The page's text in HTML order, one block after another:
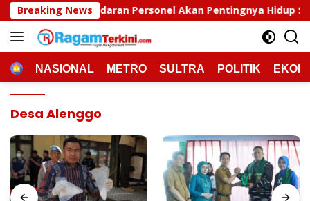
Langsung
ke
konten
Breaking News
Personel Akan Pentingnya Hidup Sehat Polda
HOMENASIONAL METRO SULTRA POLITIK
Desa Alenggo